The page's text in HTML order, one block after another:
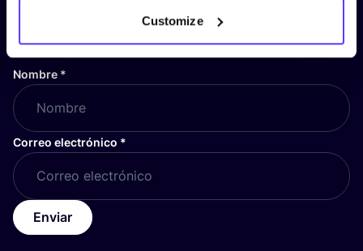
Customize
¡Suscríbete a nuestro boletín
y mantente informado!
Nombre *
Correo electrónico *
Enviar